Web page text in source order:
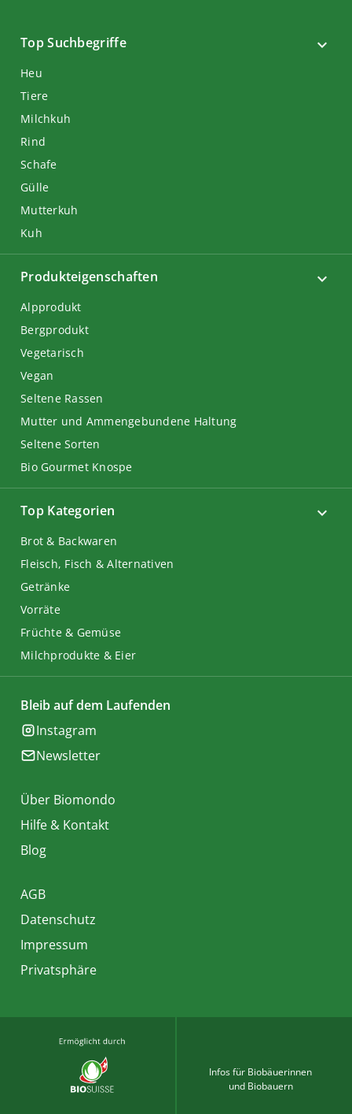
Top Suchbegriffe
Heu
Tiere
Milchkuh
Rind
Schafe
Gülle
Mutterkuh
Kuh
Top Kategorien
Brot & Backwaren
Fleisch, Fisch & Alternativen
Getränke
Vorräte
Früchte & Gemüse
Milchprodukte & Eier
Produkteigenschaften
Alpprodukt
Bergprodukt
Vegetarisch
Vegan
Seltene Rassen
Mutter und Ammengebundene Haltung
Seltene Sorten
Bio Gourmet Knospe
Bleib auf dem Laufenden
Instagram
Newsletter
Über Biomondo
Hilfe & Kontakt
Blog
AGB
Datenschutz
Impressum
Privatsphäre
Infos für Biobäuerinnen
und Biobauern